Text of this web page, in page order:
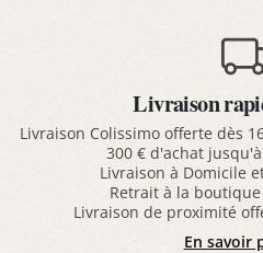
Livraison
Livraison Colissimo offerte dès
300 € d'achat
Livraison à Domicile
Retrait à la boutique
Livraison de proximité
En savoir